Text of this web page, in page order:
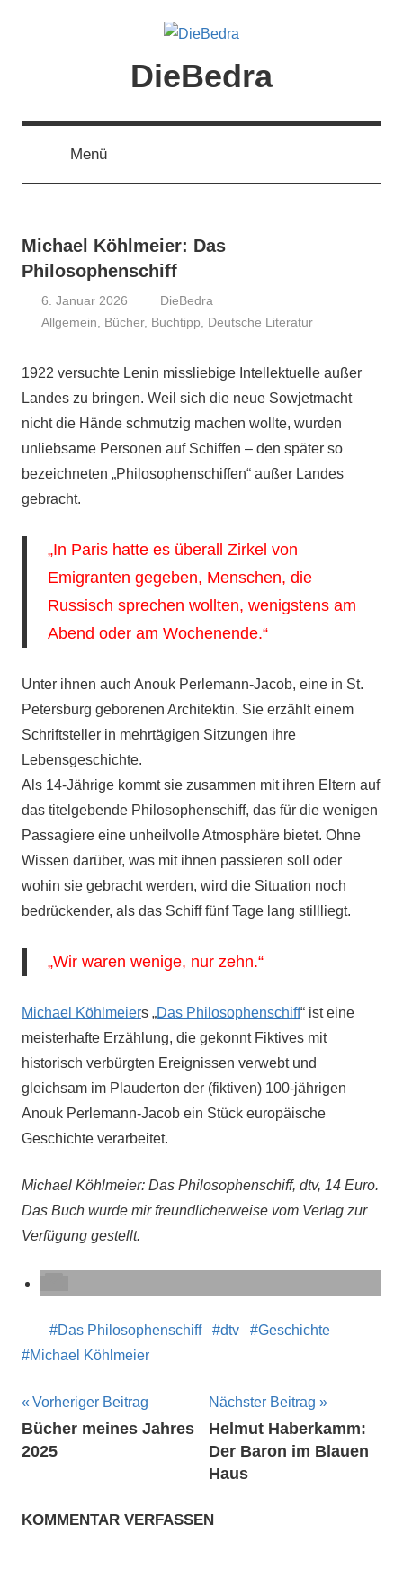
DieBedra
Menü
Michael Köhlmeier: Das
Philosophenschiff
6. Januar 2026
DieBedra
Allgemein
Bücher, Buchtipp Deutsche Literatur
1922 versuchte Lenin missliebige Intellektuelle außer
Landes zu bringen. Weil sich die neue Sowjetmacht
nicht die Hände schmutzig machen wollte, wurden
unliebsame Personen auf Schiffen – den später so
bezeichneten „Philosophenschiffen“ außer Landes
gebracht.
„In Paris hatte es überall Zirkel von
Emigranten gegeben, Menschen, die
Russisch sprechen wollten, wenigstens am
Abend oder am Wochenende.“
Unter ihnen auch Anouk Perlemann-Jacob, eine in St.
Petersburg geborenen Architektin. Sie erzählt einem
Schriftsteller in mehrtägigen Sitzungen ihre
Lebensgeschichte.
Als 14-Jährige kommt sie zusammen mit ihren Eltern auf
das titelgebende Philosophenschiff, das für die wenigen
Passagiere eine unheilvolle Atmosphäre bietet. Ohne
Wissen darüber, was mit ihnen passieren soll oder
wohin sie gebracht werden, wird die Situation noch
bedrückender, als das Schiff fünf Tage lang stillliegt.
„Wir waren wenige, nur zehn.“
Michael Köhlmeiers „Das Philosophenschiff“ ist eine
meisterhafte Erzählung, die gekonnt Fiktives mit
historisch verbürgten Ereignissen verwebt und
gleichsam im Plauderton der (fiktiven) 100-jährigen
Anouk Perlemann-Jacob ein Stück europäische
Geschichte verarbeitet.
Michael Köhlmeier: Das Philosophenschiff, dtv, 14 Euro.
Das Buch wurde mir freundlicherweise vom Verlag zur
Verfügung gestellt.
Das Philosophenschiff dtv
Geschichte
Michael Köhlmeier
Beitragsnavigation
Vorheriger Beitrag
Bücher meines Jahres
2025
Nächster Beitrag
Helmut Haberkamm:
Der Baron im Blauen
Haus
KOMMENTAR VERFASSEN